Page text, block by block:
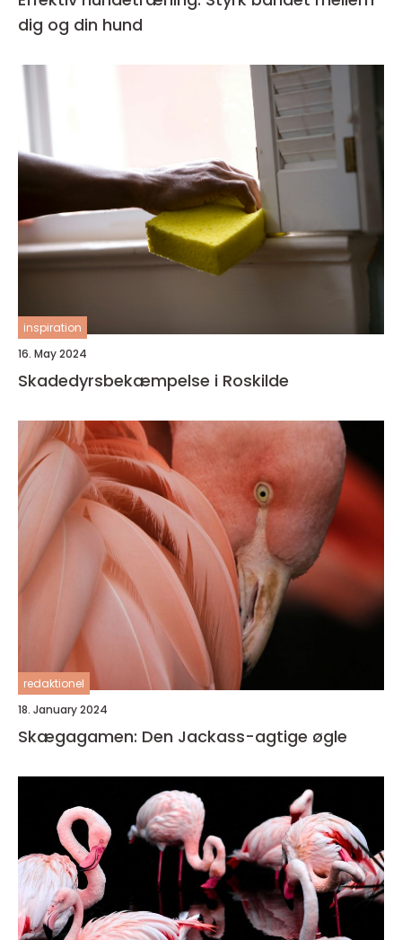
dig og din hund
inspiration
16. May 2024
Skadedyrsbekæmpelse i Roskilde
redaktionel
18. January 2024
Skægagamen: Den Jackass-agtige øgle